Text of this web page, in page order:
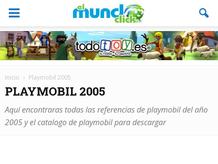
Inicio Playmobil 2005
PLAYMOBIL 2005
Aquí encontraras todas las referencias de playmobil del año
2005 y el catalogo de playmobil para descargar